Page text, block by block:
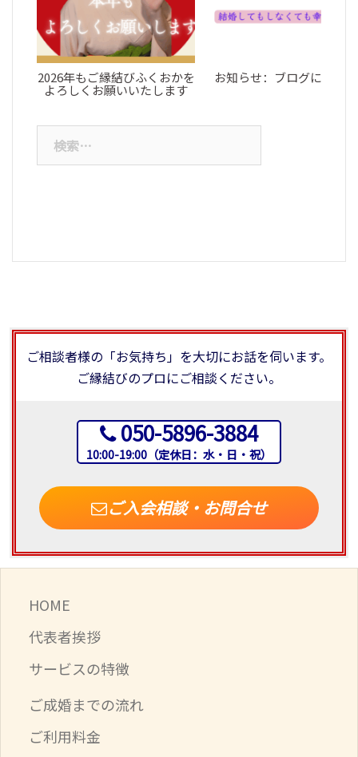
2026年もご縁結びふくおかを
よろしくお願いいたします
お知らせ：ブログについて
索:
ご相談者様の「お気持ち」を大切にお話を伺います。
ご縁結びのプロにご相談ください。
050-5896-3884
10:00-19:00（定休日：水・日・祝）
ご入会相談・お問合せ
HOME
代表者挨拶
サービスの特徴
ご成婚までの流れ
ご利用料金